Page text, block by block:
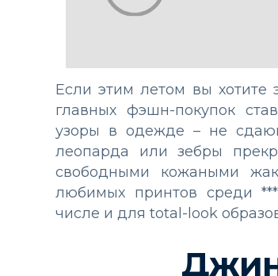
Если этим летом вы хотите
главных фэшн-покупок
узоры в одежде – не
леопарда или зебры
свободными кожаными
любимых принтов среди
числе и для total-look